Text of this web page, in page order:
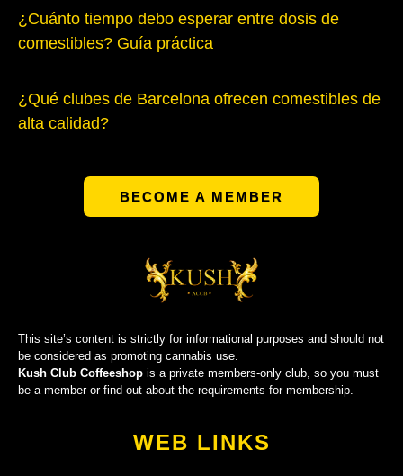
¿Cuánto tiempo debo esperar entre dosis de
comestibles? Guía práctica
¿Qué clubes de Barcelona ofrecen comestibles de
alta calidad?
BECOME A MEMBER
This site’s content is strictly for informational purposes and should not
be considered as promoting cannabis use.
Kush Club Coffeeshop is a private members-only club, so you must
be a member or find out about the requirements for membership.
WEB LINKS